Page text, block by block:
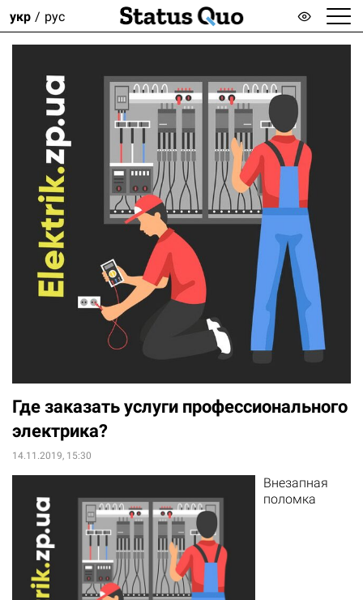
укр рус
Где заказать услуги профессионального
электрика?
14.11.2019, 15:30
Внезапная
поломка